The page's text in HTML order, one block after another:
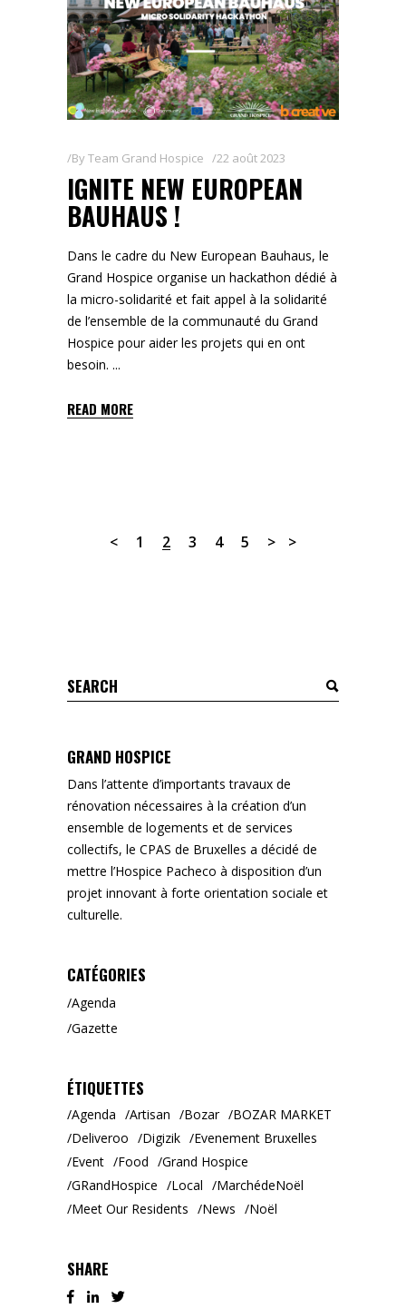
ByTeam Grand Hospice 22 août 2023
IGNITE NEW EUROPEAN
BAUHAUS !
Dans le cadre du New European Bauhaus, le
Grand Hospice organise un hackathon dédié à
la micro-solidarité et fait appel à la solidarité
de l’ensemble de la communauté du Grand
Hospice pour aider les projets qui en ont
besoin.
READ MORE
1 2 3 4 5
Search
for:
GRAND HOSPICE
Dans l’attente d’importants travaux de
rénovation nécessaires à la création d’un
ensemble de logements et de services
collectifs, le CPAS de Bruxelles a décidé de
mettre l’Hospice Pacheco à disposition d’un
projet innovant à forte orientation sociale et
culturelle.
CATÉGORIES
Agenda
Gazette
ÉTIQUETTES
Agenda Artisan Bozar
BOZAR MARKET
Deliveroo
Digizik
Evenement Bruxelles
Event
Food
Grand Hospice
GRandHospice
Local
MarchédeNoël
Meet Our Residents
News Noël
SHARE